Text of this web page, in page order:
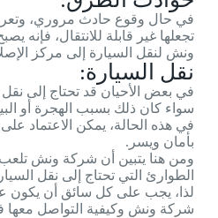
في حال وقوع حادث مروري،
تجعلها غير قابلة للانتقال، فإنه
ونش لنقل السيارة إلى مركز
نقل السيارة:
في بعض الأحيان قد تحتاج إلى
سواء كان ذلك بسبب الهجرة أو
في هذه الحالة، يمكن الاعتماد
بأمان ويسر.
ومن هنا يتبين أن شركة ونش تلعب
الطوارئ التي تحتاج إلى نقل
لذا، يجب على كل سائق أن يكون
شركة ونش وكيفية التواصل معها